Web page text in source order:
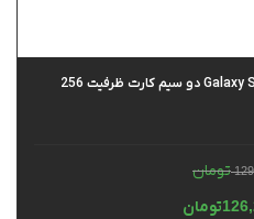
گوشی موبایل سامسونگ مدل Galaxy S25 FE دو سیم کارت ظرفیت 256
تومان
تومان